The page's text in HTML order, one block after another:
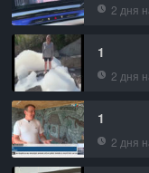
2 дня
1
2 дня
1
2 дня